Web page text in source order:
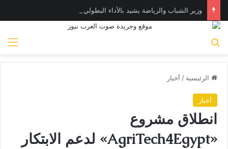
الرئيسية / أخبار
أخبار
انطلاق مشروع
«AgriTech4Egypt» لدعم الابتكار